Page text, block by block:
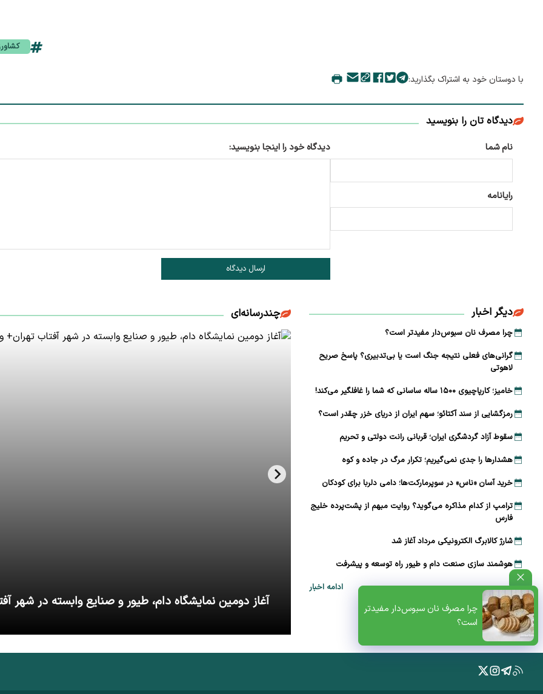
چرا مصرف نان سبوس‌دار مفیدتر
است؟
با دوستان خود به اشتراک بگذارید:
دیدگاه تان را بنویسید
نام شما
رایانامه
دیدگاه خود را اینجا بنویسید:
ارسال دیدگاه
دیگر اخبار
چرا مصرف نان سبوس‌دار مفیدتر است؟
گرانی‌های فعلی نتیجه جنگ است یا بی‌تدبیری؟ پاسخ صریح
لاهوتی
خامیز؛ کارپاچیوی ۱۵۰۰ ساله ساسانی که شما را غافلگیر می‌کند!
رمزگشایی از سند آکتائو؛ سهم ایران از دریای خزر چقدر است؟
سقوط آزاد گردشگری ایران؛ قربانی رانت دولتی و تحریم
هشدارها را جدی نمی‌گیریم؛ تکرار مرگ در جاده و کوه
خرید آسان «ناس» در سوپرمارکت‌ها؛ دامی دلربا برای کودکان
ترامپ از کدام مذاکره می‌گوید؟ روایت مبهم از پشت‌پرده خلیج
فارس
شارژ کالابرگ الکترونیکی مرداد آغاز شد
هوشمند سازی صنعت دام و طیور راه توسعه و پیشرفت
ادامه اخبار
چندرسانه‌ای
آغاز دومین نمایشگاه دام، طیور و صنایع وابسته در شهر